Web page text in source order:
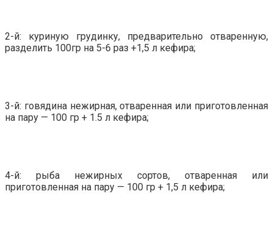
2-й: куриную грудинку, предварительно отваренную,
разделить 100гр на 5-6 раз +1,5 л кефира;
3-й: говядина нежирная, отваренная или приготовленная
на пару — 100 гр + 1.5 л кефира;
4-й: рыба нежирных сортов, отваренная или
приготовленная на пару — 100 гр + 1,5 л кефира;